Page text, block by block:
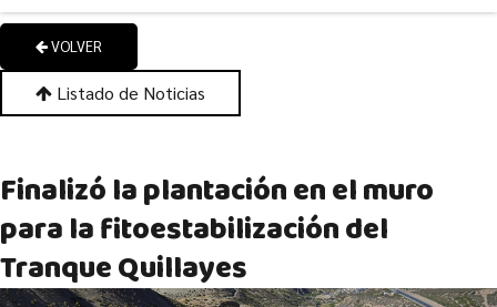
VOLVER
Listado de Noticias
Finalizó la plantación en el muro
para la fitoestabilización del
Tranque Quillayes